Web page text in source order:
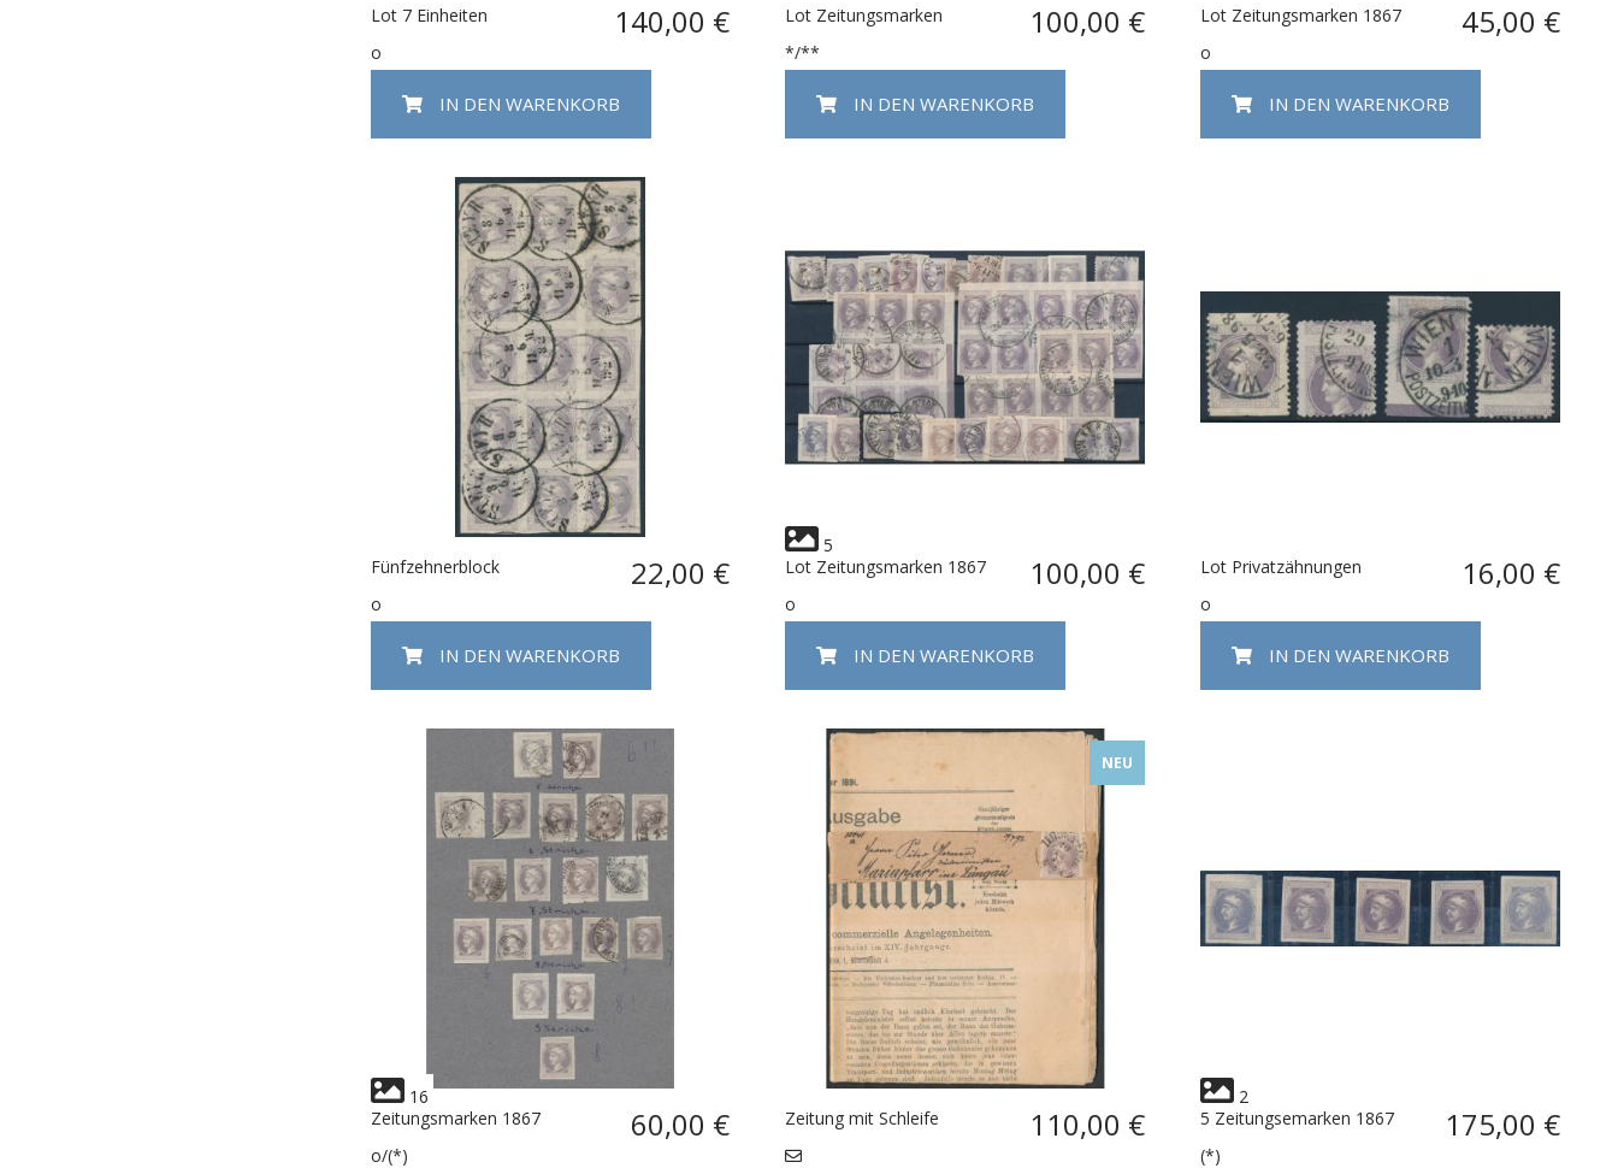
Lot 7 Einheiten 140,00 €
o
IN DEN WARENKORB
Lot Zeitungsmarken 100,00 €
*/**
IN DEN WARENKORB
Lot Zeitungsmarken 1867 45,00 €
o
IN DEN WARENKORB
Fünfzehnerblock 22,00 €
o
IN DEN WARENKORB
5
Lot Zeitungsmarken 1867
100,00 €
o
IN DEN WARENKORB
Lot Privatzähnungen 16,00 €
o
IN DEN WARENKORB
16
Zeitungsmarken 1867
60,00 €
o/(*)
NEU
Zeitung mit Schleife 110,00 €
2
5 Zeitungsemarken 1867
175,00 €
(*)